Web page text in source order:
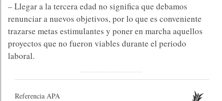
– Llegar a la tercera edad no significa que debamos
renunciar a nuevos objetivos, por lo que es conveniente
trazarse metas estimulantes y poner en marcha aquellos
proyectos que no fueron viables durante el periodo
laboral.
Referencia APA